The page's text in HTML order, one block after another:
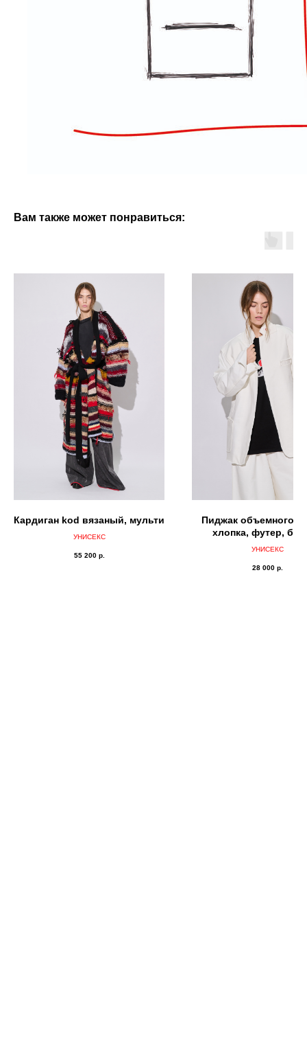
Вам также может понравиться:
Кардиган kоd вязаный, мульти
УНИСЕКС
55 200 р.
Пиджак объемного
хлопка, футер,
цинковые
УНИСЕКС
28 000 р.